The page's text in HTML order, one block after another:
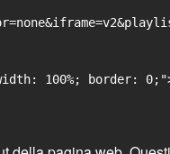
100%; border: